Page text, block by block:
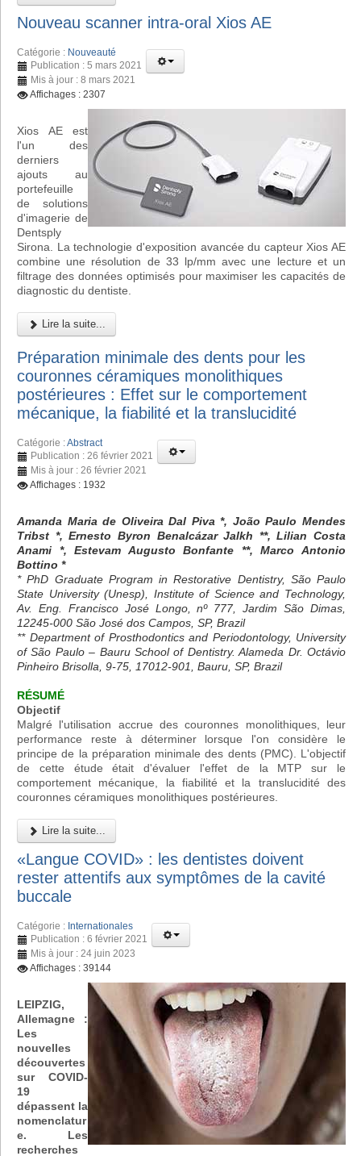
Nouveau scanner intra-oral Xios AE
Catégorie : Nouveauté
Publication : 5 mars 2021
Mis à jour : 8 mars 2021
Affichages : 2307
Xios AE est
l'un des
derniers
ajouts au
portefeuille
de solutions
d'imagerie de
Dentsply
Sirona. La technologie d'exposition avancée du capteur Xios AE
combine une résolution de 33 lp/mm avec une lecture et un
filtrage des données optimisés pour maximiser les capacités de
diagnostic du dentiste.
Lire la suite...
Préparation minimale des dents pour les
couronnes céramiques monolithiques
postérieures : Effet sur le comportement
mécanique, la fiabilité et la translucidité
Catégorie :Abstract
Publication : 26 février 2021
Mis à jour : 26 février 2021
Affichages : 1932
Amanda Maria de Oliveira Dal Piva *, João Paulo Mendes
Tribst *, Ernesto Byron Benalcázar Jalkh **, Lilian Costa
Anami *, Estevam Augusto Bonfante **, Marco Antonio
Bottino *
* PhD Graduate Program in Restorative Dentistry, São Paulo
State University (Unesp), Institute of Science and Technology,
Av. Eng. Francisco José Longo, nº 777, Jardim São Dimas,
12245-000 São José dos Campos, SP, Brazil
** Department of Prosthodontics and Periodontology, University
of São Paulo – Bauru School of Dentistry. Alameda Dr. Octávio
Pinheiro Brisolla, 9-75, 17012-901, Bauru, SP, Brazil
RÉSUMÉ
Objectif
Malgré l'utilisation accrue des couronnes monolithiques, leur
performance reste à déterminer lorsque l'on considère le
principe de la préparation minimale des dents (PMC). L'objectif
de cette étude était d'évaluer l'effet de la MTP sur le
comportement mécanique, la fiabilité et la translucidité des
couronnes céramiques monolithiques postérieures.
Lire la suite...
«Langue COVID» : les dentistes doivent
rester attentifs aux symptômes de la cavité
buccale
Catégorie : Internationales
Publication : 6 février 2021
Mis à jour : 24 juin 2023
Affichages : 39144
LEIPZIG,
Allemagne :
Les
nouvelles
découvertes
sur COVID-
19
dépassent la
nomenclatur
e. Les
recherches